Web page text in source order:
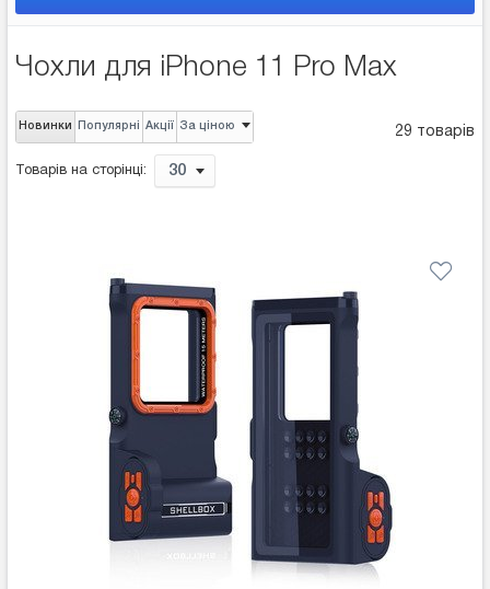
Чохли для iPhone 11 Pro Max
29 товарів
Новинки Популярні Акції За ціною
Товарів на сторінці: 30